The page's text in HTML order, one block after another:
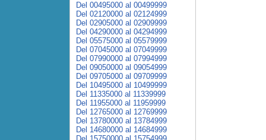
Del 00495000 al 00499999
Del 02120000 al 02124999
Del 02905000 al 02909999
Del 04290000 al 04294999
Del 05575000 al 05579999
Del 07045000 al 07049999
Del 07990000 al 07994999
Del 09050000 al 09054999
Del 09705000 al 09709999
Del 10495000 al 10499999
Del 11335000 al 11339999
Del 11955000 al 11959999
Del 12765000 al 12769999
Del 13780000 al 13784999
Del 14680000 al 14684999